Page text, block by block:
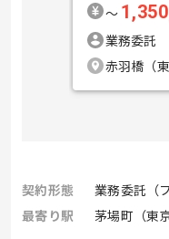
〜
業務委託
赤羽橋（東
契約形態
業務委託（
最寄り駅
茅場町（東